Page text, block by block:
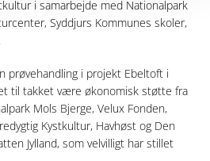
i samarbejde med Nationalpark
Syddjurs Kommunes skoler,
prøvehandling i projekt Ebeltoft i
til takket være økonomisk støtte fra
Mols Bjerge, Velux Fonden,
Kystkultur, Havhøst og Den
Jylland, som velvilligt har stillet